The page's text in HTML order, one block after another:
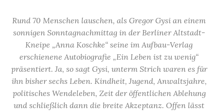
Rund 70 Menschen lauschen, als Gregor Gysi an einem
sonnigen Sonntagnachmittag in der Berliner Altstadt-
Kneipe „Anna Koschke“ seine im Aufbau-Verlag
erschienene Autobiografie „Ein Leben ist zu wenig“
präsentiert. Ja, so sagt Gysi, unterm Strich waren es für
ihn bisher sechs Leben. Kindheit, Jugend, Anwaltsjahre,
politisches Wendeleben, Zeit der öffentlichen Ablehung
und schließlich dann die breite Akzeptanz. Offen lässt